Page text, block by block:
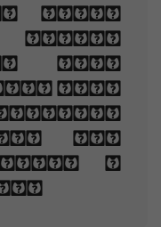
bars,
little
Love
upon
hid
a